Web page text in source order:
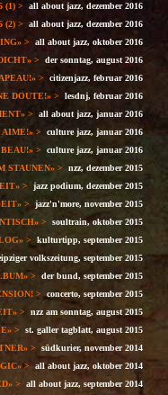
(1) > all about jazz, dezember 2016
(2) > all about jazz, dezember 2016
> all about jazz, oktober 2016
> der sonntag, august 2016
» > citizenjazz, februar 2016
DOUTE!» > lesdnj, februar 2016
> all about jazz, januar 2016
AIME!» > culture jazz, januar 2016
> culture jazz, januar 2016
STAUNEN» > nzz, dezember 2015
> jazz podium, dezember 2015
> jazz'n'more, november 2015
> soultrain, oktober 2015
> kulturtipp, september 2015
volkszeitung, september 2015
> der bund, september 2015
> concerto, september 2015
> nzz am sonntag, august 2015
> st. galler tagblatt, august 2015
> südkurier, november 2014
> all about jazz, oktober 2014
> all about jazz, september 2014